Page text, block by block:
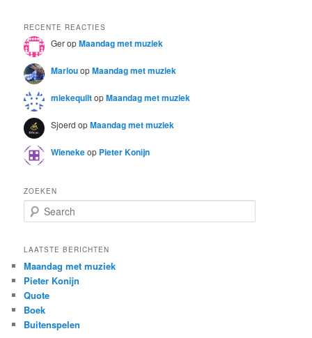
RECENTE REACTIES
GeropMaandag met muziek
MarlouopMaandag met muziek
miekequiltopMaandag met muziek
Sjoerd opMaandag met muziek
Wienekeop Pieter Konijn
ZOEKEN
e
r
h
LAATSTE BERICHTEN
Maandag met muziek
Pieter Konijn
Quote
Boek
Buitenspelen